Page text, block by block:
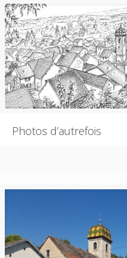
Photos d’autrefois